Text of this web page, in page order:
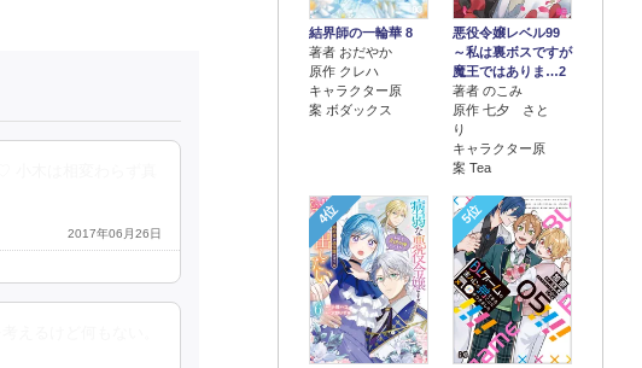
2017年06月26日
結界師の一輪華 8
著者 おだやか
原作 クレハ
キャラクター原
案 ボダックス
悪役令嬢レベル99
～私は裏ボスですが
魔王ではありま…2
著者 のこみ
原作 七夕 さと
り
キャラクター原
案 Tea
4位 5位